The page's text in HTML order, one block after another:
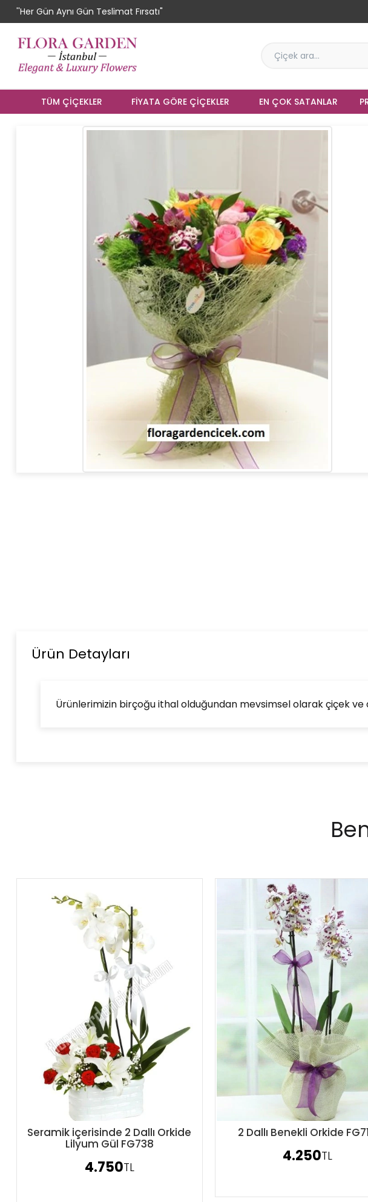
''Her Gün Aynı Gün Teslimat Fırsatı"
TÜM ÇIÇEKLER FIYATA GÖRE ÇIÇEKLER EN ÇOK SATANLAR
Ürün Detayları
Ürünlerimizin birçoğu ithal olduğundan mevsimsel olarak çiçek ve
Sipariş Ver
Seramik içerisinde 2 Dallı Orkide
Lilyum Gül FG738
4.750TL
Sipariş Ver
2 Dallı Benekli Orkide
4.250TL